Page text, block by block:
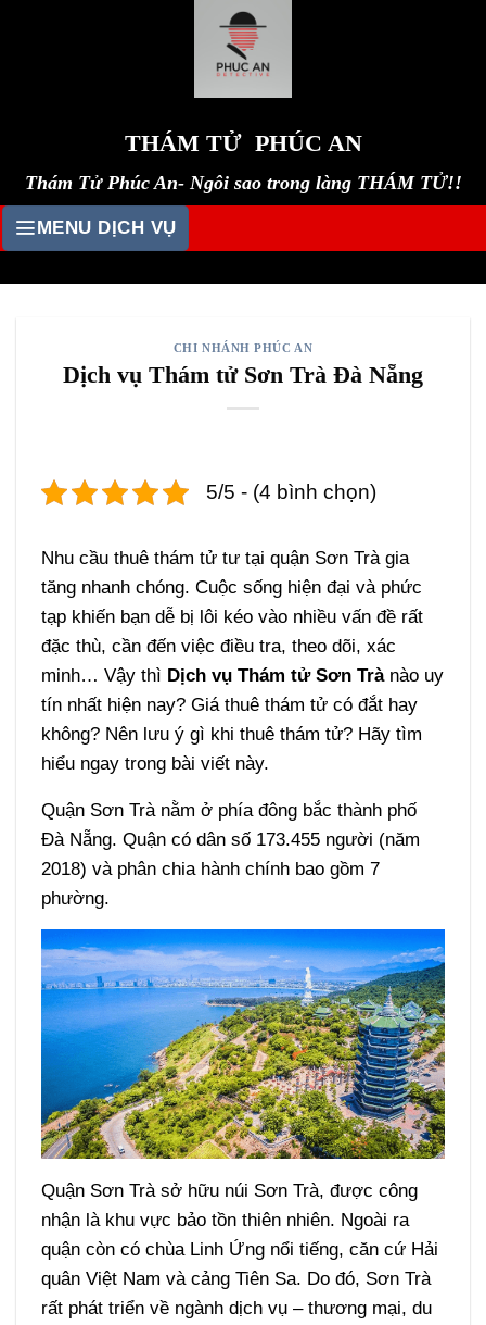
THÁM TỬ PHÚC AN
Thám Tử Phúc An- Ngôi sao trong làng THÁM TỬ!!
MENU DỊCH VỤ
CHI NHÁNH PHÚC AN
Dịch vụ Thám tử Sơn Trà Đà Nẵng
5/5 - (4 bình chọn)
Nhu cầu thuê thám tử tư tại quận Sơn Trà gia
tăng nhanh chóng. Cuộc sống hiện đại và phức
tạp khiến bạn dễ bị lôi kéo vào nhiều vấn đề rất
đặc thù, cần đến việc điều tra, theo dõi, xác
minh… Vậy thì Dịch vụ Thám tử Sơn Trànào uy
tín nhất hiện nay? Giá thuê thám tử có đắt hay
không? Nên lưu ý gì khi thuê thám tử? Hãy tìm
hiểu ngay trong bài viết này.
Quận Sơn Trà nằm ở phía đông bắc thành phố
Đà Nẵng. Quận có dân số 173.455 người (năm
2018) và phân chia hành chính bao gồm 7
phường.
Quận Sơn Trà sở hữu núi Sơn Trà, được công
nhận là khu vực bảo tồn thiên nhiên. Ngoài ra
quận còn có chùa Linh Ứng nổi tiếng, căn cứ Hải
quân Việt Nam và cảng Tiên Sa. Do đó, Sơn Trà
rất phát triển về ngành dịch vụ – thương mại, du